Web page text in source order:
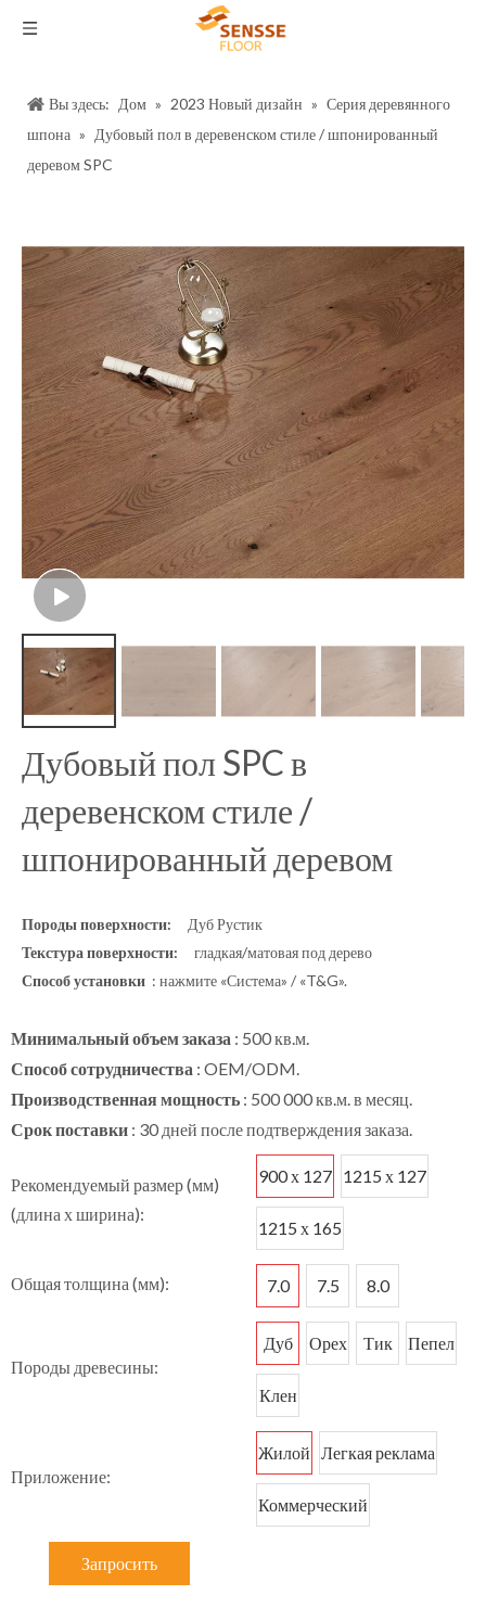
Вы здесь: Дом » 2023 Новый дизайн » Серия деревянного
шпона » Дубовый пол в деревенском стиле / шпонированный
деревом SPC
Дубовый пол SPC в
деревенском стиле /
шпонированный деревом
Породы поверхности:
Дуб Рустик
Текстура поверхности:
гладкая/матовая под дерево
Способ установки : нажмите «Система» / «T&G».
Минимальный объем заказа : 500 кв.м.
Способ сотрудничества : OEM/ODM.
Производственная мощность : 500 000 кв.м. в месяц.
Срок поставки : 30 дней после подтверждения заказа.
Рекомендуемый размер (мм)
(длина х ширина):
900 х 127 1215 х 127
1215 х 165
Общая толщина (мм): 7.0 7.5 8.0
Породы древесины:
Дуб Орех Тик Пепел
Клен
Приложение:
Жилой Легкая реклама
Коммерческий
Запросить